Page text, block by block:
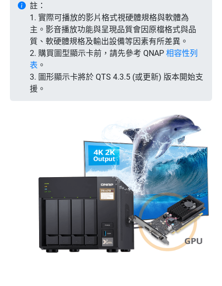
註：
1. 實際可播放的影片格式視硬體規格與軟體為
主。影音播放功能與呈現品質會因原檔格式與品
質、軟硬體規格及輸出設備等因素有所差異。
2. 購買圖型顯示卡前，請先參考 QNAP 相容性列
表 。
3. 圖形顯示卡將於 QTS 4.3.5 (或更新) 版本開始支
援。